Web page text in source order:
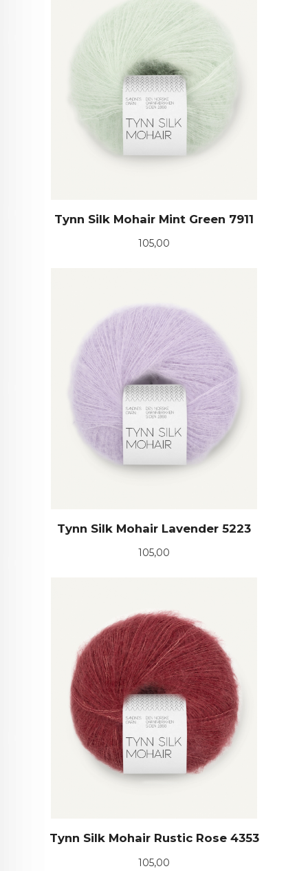
Tynn Silk Mohair Mint Green 7911
Pris
105,00
Tynn Silk Mohair Lavender 5223
Pris
105,00
Tynn Silk Mohair Rustic Rose 4353
Pris
105,00